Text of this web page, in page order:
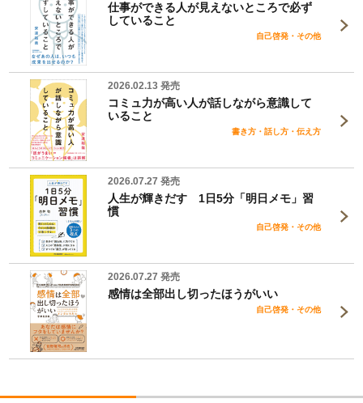
仕事ができる人が見えないところで必ず
していること
自己啓発・その他
2026.02.13 発売
コミュ力が高い人が話しながら意識して
いること
書き方・話し方・伝え方
2026.07.27 発売
人生が輝きだす 1日5分「明日メモ」習
慣
自己啓発・その他
2026.07.27 発売
感情は全部出し切ったほうがいい
自己啓発・その他